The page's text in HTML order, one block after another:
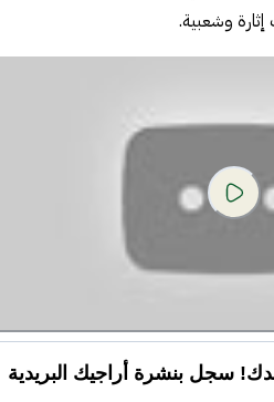
إثارة وشعبية.